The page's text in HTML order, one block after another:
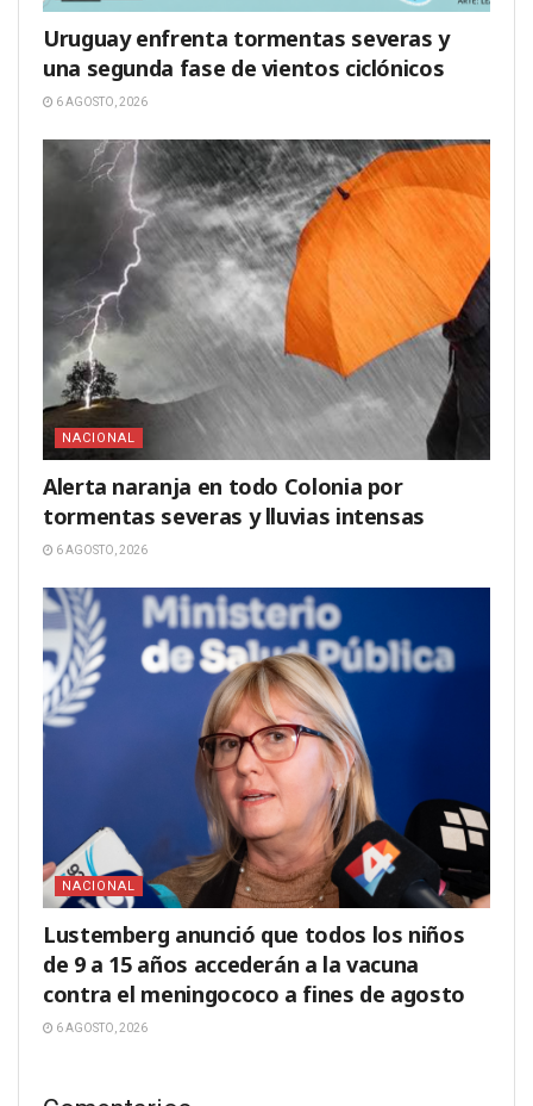
Uruguay enfrenta tormentas severas y
una segunda fase de vientos ciclónicos
6 AGOSTO, 2026
NACIONAL
Alerta naranja en todo Colonia por
tormentas severas y lluvias intensas
6 AGOSTO, 2026
NACIONAL
Lustemberg anunció que todos los niños
de 9 a 15 años accederán a la vacuna
contra el meningococo a fines de agosto
6 AGOSTO, 2026